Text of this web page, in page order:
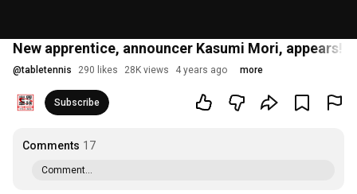
New apprentice, announcer Kasumi Mori,
@tabletennis 290 likes 28K views 4 years ago more
Subscribe
Comments 17
Comment...